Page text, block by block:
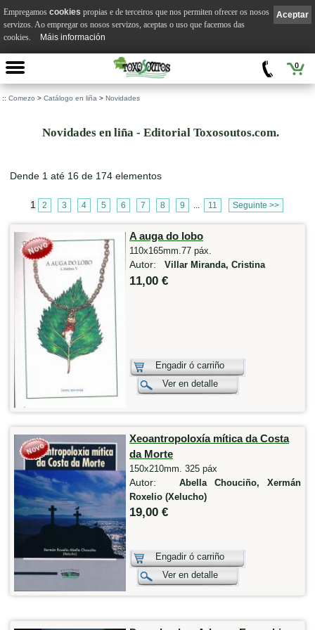
0
:: Comezo > Catálogo en liña > Novidades
Novidades en liña - Editorial Toxosoutos.com.
Dende 1 até 16 de 174 elementos
1 2 3 4 5 6 7 8 9 ... 11 Seguinte >>
A auga do lobo
110x165mm.77 páx.
Autor: Villar Miranda, Cristina
11,00 €
Engadir ó carriño
Ver en detalle
Xeoantropoloxía mítica da Costa
da Morte
150x210mm. 325 páx
Autor: Abella Chouciño, Xermán
Roxelio (Xelucho)
19,00 €
Engadir ó carriño
Ver en detalle
Aceptar
Empregamos cookies propias e de terceiros que nos permiten ofrecer os nosos
servizos. Ao empregar os nosos servizos, aceptas o uso que facemos das
cookies.
Máis información